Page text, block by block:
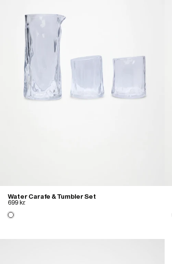
Water Carafe & Tumbler Set
699 kr.